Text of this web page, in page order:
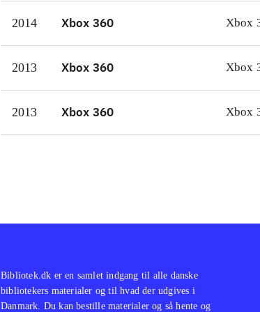
historie, eminent gameplay og et teknisk
2014 Xbox 360 Xbox
2013 Xbox 360 Xbox
2013 Xbox 360 Xbox
Bibliotek.dk er en samlet indgang til alle danske
bibliotekers materialer og til hvad der udgives i
Danmark. Du kan bestille materialer og så hente og